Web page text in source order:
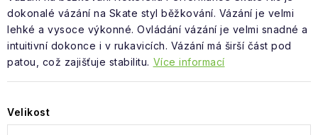
dokonalé vázání na Skate styl běžkování. Vázání je velmi
lehké a vysoce výkonné. Ovládání vázání je velmi snadné a
intuitivní dokonce i v rukavicích. Vázání má širší část pod
patou, což zajišťuje stabilitu. Více informací
Velikost